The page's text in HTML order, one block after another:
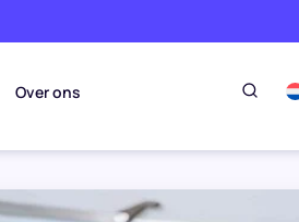
Over ons